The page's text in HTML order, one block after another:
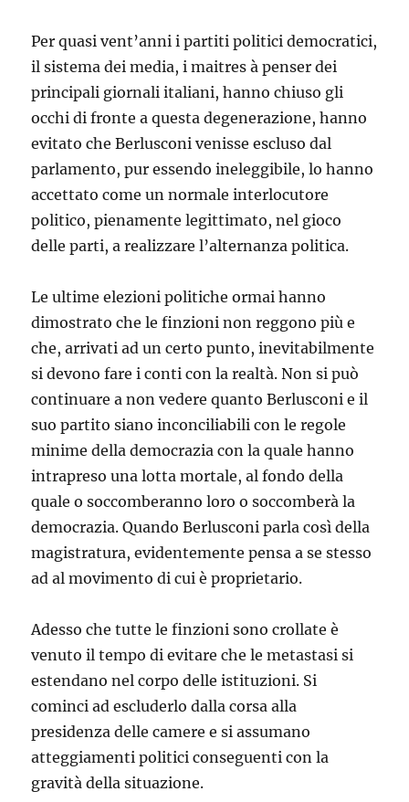
Per quasi vent’anni i partiti politici democratici,
il sistema dei media, i maitres à penser dei
principali giornali italiani, hanno chiuso gli
occhi di fronte a questa degenerazione, hanno
evitato che Berlusconi venisse escluso dal
parlamento, pur essendo ineleggibile, lo hanno
accettato come un normale interlocutore
politico, pienamente legittimato, nel gioco
delle parti, a realizzare l’alternanza politica.
Le ultime elezioni politiche ormai hanno
dimostrato che le finzioni non reggono più e
che, arrivati ad un certo punto, inevitabilmente
si devono fare i conti con la realtà. Non si può
continuare a non vedere quanto Berlusconi e il
suo partito siano inconciliabili con le regole
minime della democrazia con la quale hanno
intrapreso una lotta mortale, al fondo della
quale o soccomberanno loro o soccomberà la
democrazia. Quando Berlusconi parla così della
magistratura, evidentemente pensa a se stesso
ad al movimento di cui è proprietario.
Adesso che tutte le finzioni sono crollate è
venuto il tempo di evitare che le metastasi si
estendano nel corpo delle istituzioni. Si
cominci ad escluderlo dalla corsa alla
presidenza delle camere e si assumano
atteggiamenti politici conseguenti con la
gravità della situazione.